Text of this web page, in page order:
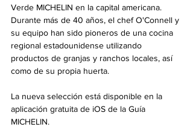
Verde MICHELIN en la capital americana.
Durante más de 40 años, el chef O'Connell y
su equipo han sido pioneros de una cocina
regional estadounidense utilizando
productos de granjas y ranchos locales, así
como de su propia huerta.
La nueva selección está disponible en la
aplicación gratuita de iOS de la Guía
MICHELIN.